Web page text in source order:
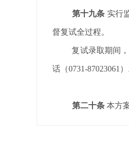
第十九条 实行
督复试全过程。
复试录取期间
话 （0731-87023061）
第二十条本方